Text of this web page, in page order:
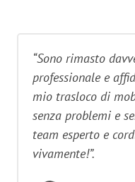
“Sono rimasto
professionale e
mio trasloco di
senza problemi e
team esperto e
vivamente!”.